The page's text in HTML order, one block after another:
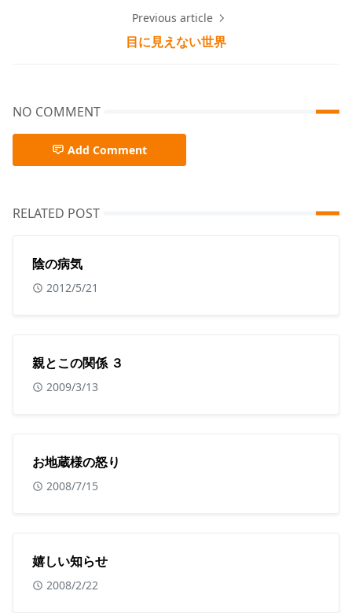
Previous article
目に見えない世界
NO COMMENT
Add Comment
RELATED POST
陰の病気
2012/5/21
親とこの関係 ３
2009/3/13
お地蔵様の怒り
2008/7/15
嬉しい知らせ
2008/2/22